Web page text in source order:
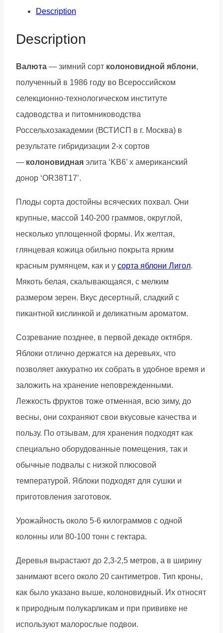
Description
Description
Валюта — зимний сорт колоновидной яблони,
полученный в 1986 году во Всероссийском
селекционно-технологическом институте
садоводства и питомниководства
Россельхозакадемии (ВСТИСП в г. Москва) в
результате гибридизации 2-х сортов
— колоновидная элита ‘KB6’ x американский
донор ‘OR38T17’.
Плоды сорта достойны всяческих похвал. Они
крупные, массой 140-200 граммов, округлой,
несколько уплощенной формы. Их желтая,
глянцевая кожица обильно покрыта ярким
красным румянцем, как и у сорта яблони Лигол.
Мякоть белая, скалывающаяся, с мелким
размером зерен. Вкус десертный, сладкий с
пикантной кислинкой и деликатным ароматом.
Созревание позднее, в первой декаде октября.
Яблоки отлично держатся на деревьях, что
позволяет аккуратно их собрать в удобное время и
заложить на хранение неповрежденными.
Лежкость фруктов тоже отменная, всю зиму, до
весны, они сохраняют свои вкусовые качества и
пользу. По отзывам, для хранения подходят как
специально оборудованные помещения, так и
обычные подвалы с низкой плюсовой
температурой. Яблоки подходят для сушки и
приготовления заготовок.
Урожайность около 5-6 килограммов с одной
колонны или 80-100 тонн с гектара.
Деревья вырастают до 2,3-2,5 метров, а в ширину
занимают всего около 20 сантиметров. Тип кроны,
как было указано выше, колоновидный. Их относят
к природным полукарликам и при прививке не
используют малорослые подвои.